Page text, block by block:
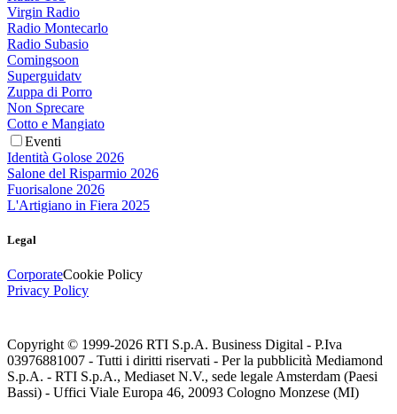
Virgin Radio
Radio Montecarlo
Radio Subasio
Comingsoon
Superguidatv
Zuppa di Porro
Non Sprecare
Cotto e Mangiato
Eventi
Identità Golose 2026
Salone del Risparmio 2026
Fuorisalone 2026
L'Artigiano in Fiera 2025
Legal
CorporateCookie Policy
Privacy Policy
Copyright © 1999-2026 RTI S.p.A. Business Digital - P.Iva
03976881007 - Tutti i diritti riservati - Per la pubblicità Mediamond
S.p.A. - RTI S.p.A., Mediaset N.V., sede legale Amsterdam (Paesi
Bassi) - Uffici Viale Europa 46, 20093 Cologno Monzese (MI)